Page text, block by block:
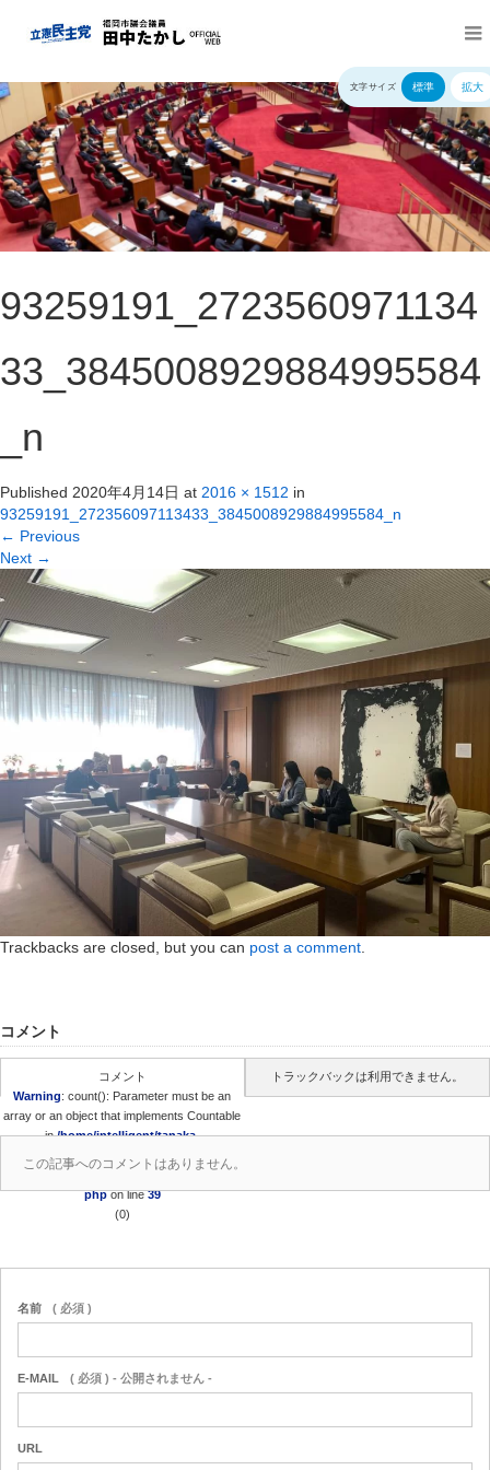
文字サイズ 標準 拡大
93259191_2723560971134
33_3845008929884995584
_n
Published 2020年4月14日 at 2016 × 1512 in
93259191_272356097113433_3845008929884995584_n
← Previous
Next →
Trackbacks are closed, but you can post a comment
コメント
コメント
Warning: count(): Parameter must be an
array or an object that implements Countable
in/home/intelligent/tanaka-
t.jp/public_html/wordpress/wp-
content/themes/amore_tcd028/comments.
phpon line39
(0)
トラックバックは利用できません。
この記事へのコメントはありません。
名前 ( 必須 )
E-MAIL ( 必須 ) - 公開されません -
URL